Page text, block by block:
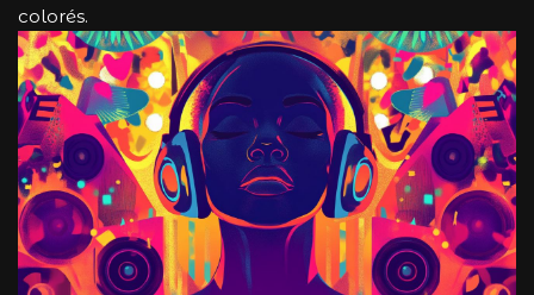
colorés.